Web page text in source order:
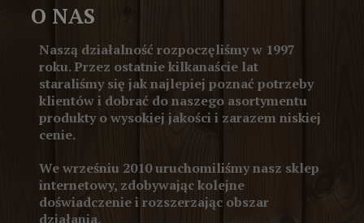
O NAS
Naszą działalność rozpoczęliśmy w 1997
roku. Przez ostatnie kilkanaście lat
staraliśmy się jak najlepiej poznać potrzeby
klientów i dobrać do naszego asortymentu
produkty o wysokiej jakości i zarazem niskiej
cenie.
We wrześniu 2010 uruchomiliśmy nasz sklep
internetowy, zdobywając kolejne
doświadczenie i rozszerzając obszar
działania.